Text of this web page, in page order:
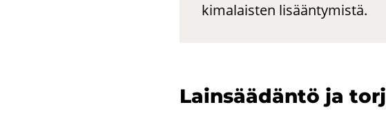
kimalaisten lisääntymistä.
Lain­sää­dän­tö ja